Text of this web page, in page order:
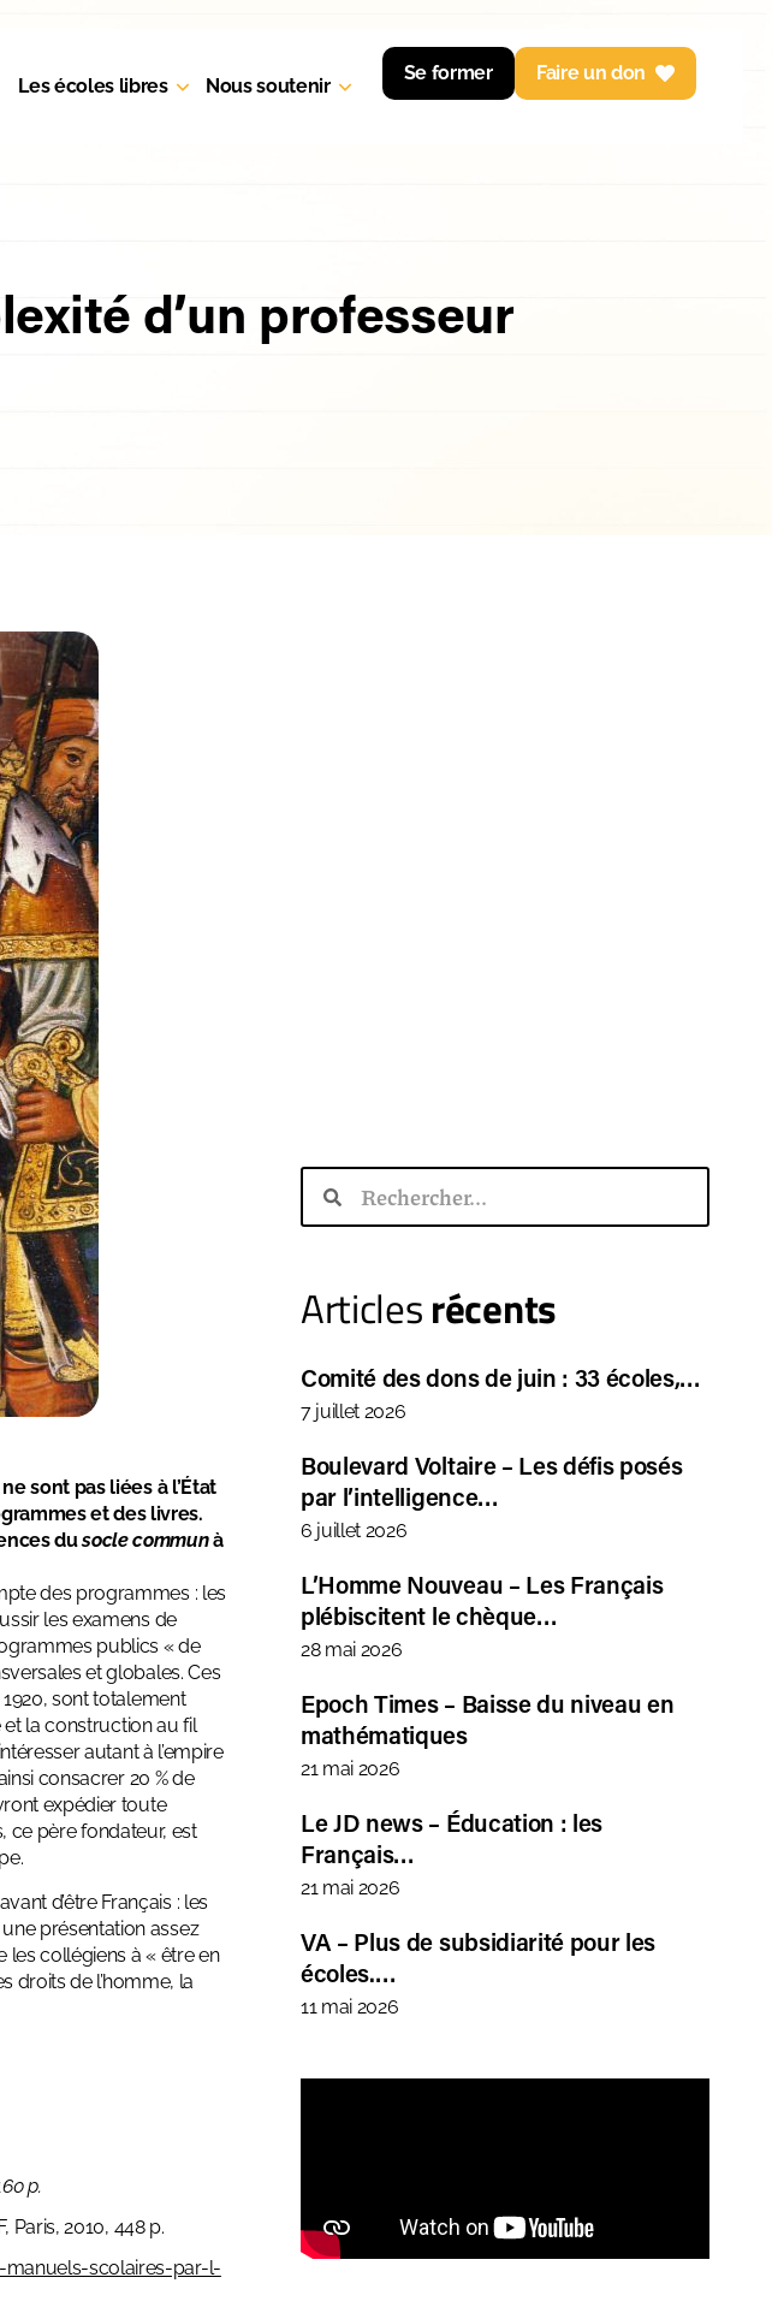
Les écoles libres Nous soutenir
Faire un don
Se former
d’un professeur
sont pas liées à l’État
et des livres.
dusocle communà
des programmes : les
les examens de
publics « de
et globales. Ces
sont totalement
la construction au fil
autant à l’empire
consacrer 20 % de
expédier toute
ce père fondateur, est
d’être Français : les
présentation assez
les collégiens à « être en
droits de l’homme, la
p.
Paris, 2010, 448 p.
scolaires-par-l-
Articlesrécents
Comité des dons de juin : 33 écoles,…
7 juillet 2026
Boulevard Voltaire – Les défis posés
par l’intelligence…
6 juillet 2026
L’Homme Nouveau – Les Français
plébiscitent le chèque…
28 mai 2026
Epoch Times – Baisse du niveau en
mathématiques
21 mai 2026
Le JD news – Éducation : les
Français…
21 mai 2026
VA – Plus de subsidiarité pour les
écoles.…
11 mai 2026